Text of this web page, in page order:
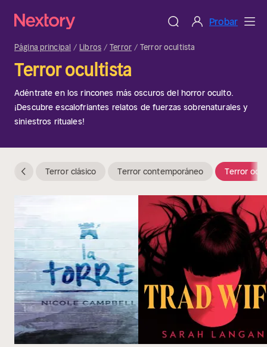
Probar
Página principal Libros Terror Terror ocultista
Terror ocultista
Adéntrate en los rincones más oscuros del horror oculto.
¡Descubre escalofriantes relatos de fuerzas sobrenaturales y
siniestros rituales!
Terror clásico Terror contemporáneo Terror